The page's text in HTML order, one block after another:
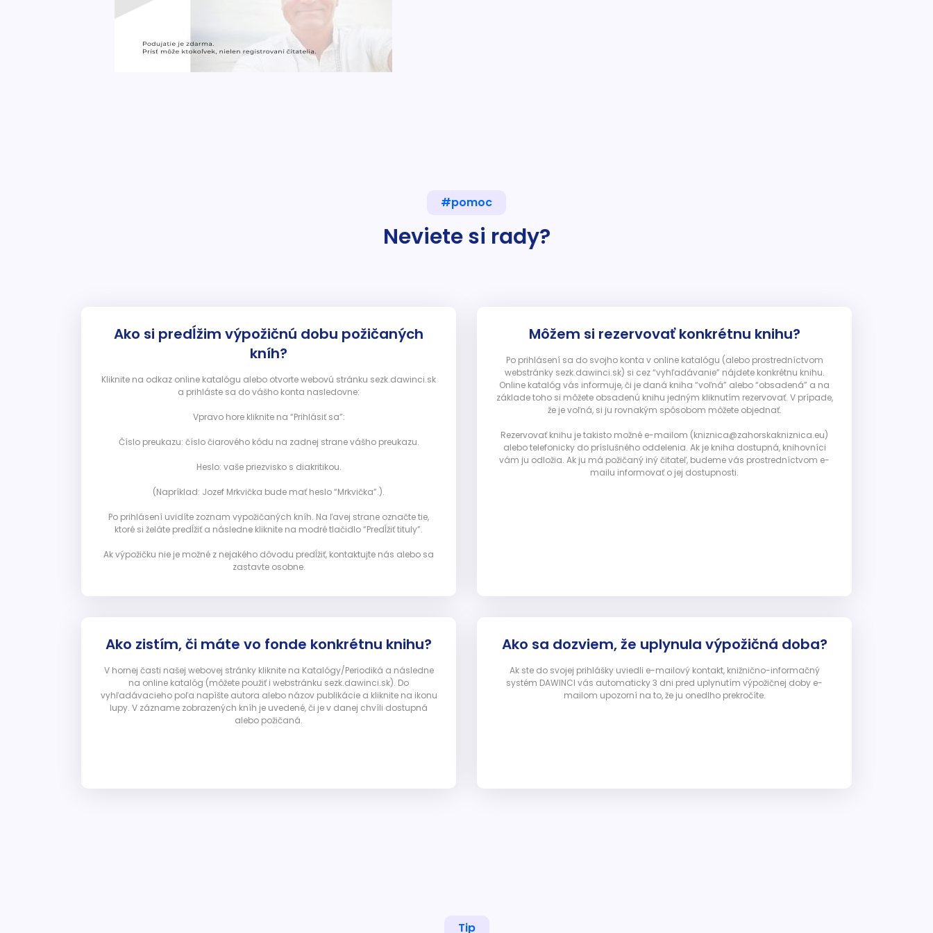
#pomoc
Neviete si rady?
Ako si predĺžim výpožičnú dobu požičaných
kníh?
Kliknite na odkaz online katalógu alebo otvorte webovú stránku sezk.dawinci.sk
a prihláste sa do vášho konta nasledovne:
Vpravo hore kliknite na “Prihlásiť sa”:
Číslo preukazu: číslo čiarového kódu na zadnej strane vášho preukazu.
Heslo: vaše priezvisko s diakritikou.
(Napríklad: Jozef Mrkvička bude mať heslo “Mrkvička”.).
Po prihlásení uvidíte zoznam vypožičaných kníh. Na ľavej strane označte tie,
ktoré si želáte predĺžiť a následne kliknite na modré tlačidlo “Predĺžiť tituly”.
Ak výpožičku nie je možné z nejakého dôvodu predĺžiť, kontaktujte nás alebo sa
zastavte osobne.
Môžem si rezervovať konkrétnu knihu?
Po prihlásení sa do svojho konta v online katalógu (alebo prostredníctvom
webstránky sezk.dawinci.sk) si cez “vyhľadávanie” nájdete konkrétnu knihu.
Online katalóg vás informuje, či je daná kniha “voľná” alebo “obsadená” a na
základe toho si môžete obsadenú knihu jedným kliknutím rezervovať. V prípade,
že je voľná, si ju rovnakým spôsobom môžete objednať.
Rezervovať knihu je takisto možné e-mailom (kniznica@zahorskakniznica.eu)
alebo telefonicky do príslušného oddelenia. Ak je kniha dostupná, knihovníci
vám ju odložia. Ak ju má požičaný iný čitateľ, budeme vás prostredníctvom e-
mailu informovať o jej dostupnosti.
Ako zistím, či máte vo fonde konkrétnu knihu?
V hornej časti našej webovej stránky kliknite na Katalógy/Periodiká a následne
na online katalóg (môžete použiť i webstránku sezk.dawinci.sk). Do
vyhľadávacieho poľa napíšte autora alebo názov publikácie a kliknite na ikonu
lupy. V zázname zobrazených kníh je uvedené, či je v danej chvíli dostupná
alebo požičaná.
Ako sa dozviem, že uplynula výpožičná doba?
Ak ste do svojej prihlášky uviedli e-mailový kontakt, knižnično-informačný
systém DAWINCI vás automaticky 3 dni pred uplynutím výpožičnej doby e-
mailom upozorní na to, že ju onedlho prekročíte.
Tip